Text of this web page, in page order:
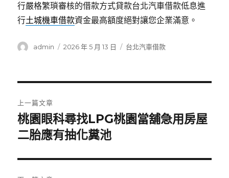
行嚴格繁瑣審核的借款方式貸款台北汽車借款低息進
行土城機車借款資金最高額度絕對讓您企業滿意。
作
admin
發
2026 年 5 月 13 日
分
台北汽車借款
章
導
覽
上一篇文章
上
一
文
章:
桃園眼科尋找LPG桃園當舖急用房屋
二胎應有抽化糞池